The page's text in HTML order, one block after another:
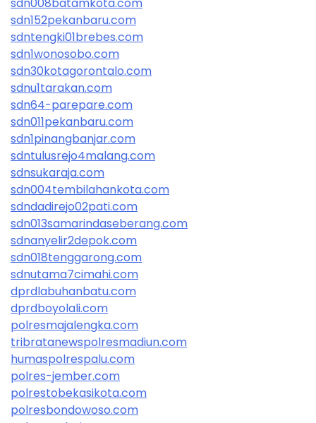
sdn152pekanbaru.com
sdntengki01brebes.com
sdn1wonosobo.com
sdn30kotagorontalo.com
sdnu1tarakan.com
sdn64-parepare.com
sdn011pekanbaru.com
sdn1pinangbanjar.com
sdntulusrejo4malang.com
sdnsukaraja.com
sdn004tembilahankota.com
sdndadirejo02pati.com
sdn013samarindaseberang.com
sdnanyelir2depok.com
sdn018tenggarong.com
sdnutama7cimahi.com
dprdlabuhanbatu.com
dprdboyolali.com
polresmajalengka.com
tribratanewspolresmadiun.com
humaspolrespalu.com
polres-jember.com
polrestobekasikota.com
polresbondowoso.com